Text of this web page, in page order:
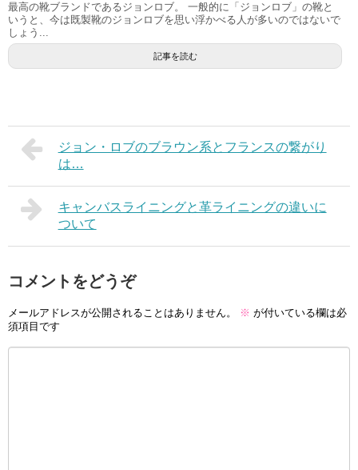
最高の靴ブランドであるジョンロブ。 一般的に「ジョンロブ」の靴と
いうと、今は既製靴のジョンロブを思い浮かべる人が多いのではないで
しょう...
記事を読む
ジョン・ロブのブラウン系とフランスの繋がり
は…
キャンバスライニングと革ライニングの違いに
ついて
コメントをどうぞ
メールアドレスが公開されることはありません。 ※ が付いている欄は必
須項目です